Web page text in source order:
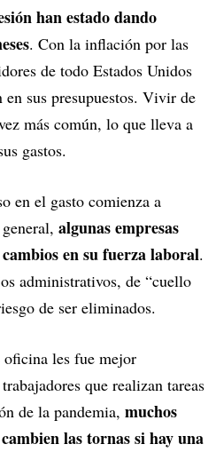
han estado dando
. Con la inflación por las
de todo Estados Unidos
sus presupuestos. Vivir de
más común, lo que lleva a
gastos.
en el gasto comienza a
algunas empresas
en su fuerza laboral.
administrativos, de “cuello
de ser eliminados.
oficina les fue mejor
que realizan tareas
de la pandemia, muchos
las tornas si hay una